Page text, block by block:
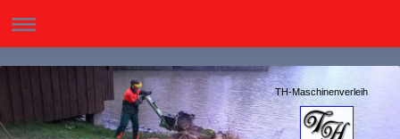
TH-Maschinenverleih